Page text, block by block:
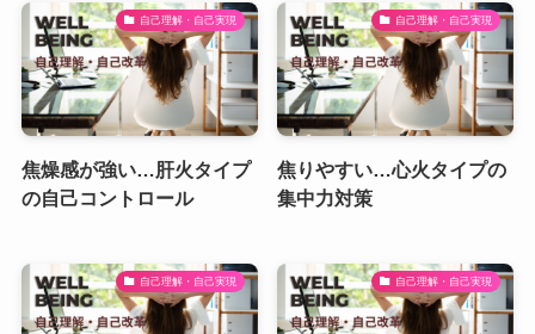
自己理解・自己実現
焦燥感が強い…肝火タイプ
の自己コントロール
自己理解・自己実現
焦りやすい…心火タイプの
集中力対策
自己理解・自己実現 自己理解・自己実現